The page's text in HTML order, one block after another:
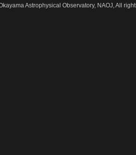
Astrophysical Observatory, NAOJ, All